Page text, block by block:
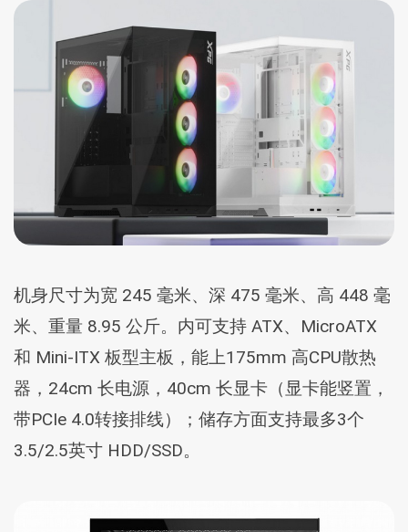
机身尺寸为宽 245 毫米、深 475 毫米、高 448 毫
米、重量 8.95 公斤。内可支持 ATX、MicroATX
和 Mini-ITX 板型主板，能上175mm 高CPU散热
器，24cm 长电源，40cm 长显卡（显卡能竖置，
带PCIe 4.0转接排线）；储存方面支持最多3个
3.5/2.5英寸 HDD/SSD。